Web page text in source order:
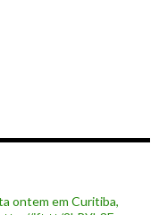
ontem em Curitiba,